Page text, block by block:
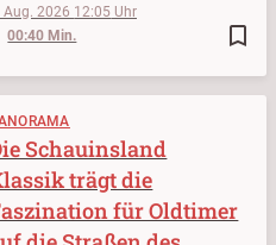
bookmark_border
Aug. 2026 12:05
00:40 Min.
Schauinsland
trägt die
für Oldtimer